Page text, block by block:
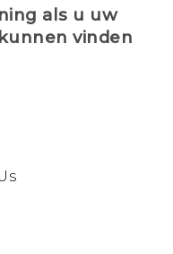
als u uw
vinden